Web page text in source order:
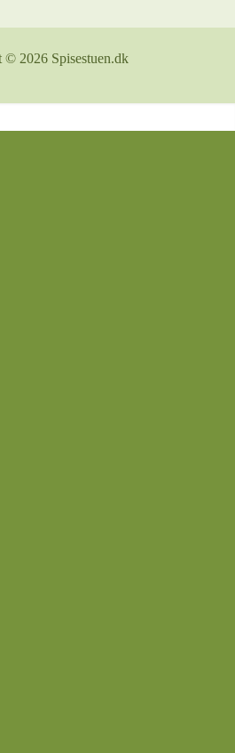
© 2026 Spisestuen.dk